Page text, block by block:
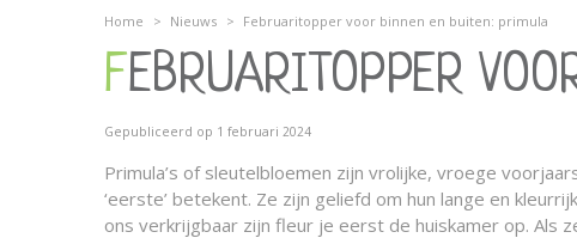
Home > Nieuws > Februaritopper voor binnen en buiten: primula
FEBRUARITOPPER
Gepubliceerd op 1 februari 2024
Primula’s of sleutelbloemen zijn vrolijke, vroege
‘eerste’ betekent. Ze zijn geliefd om hun lange en
ons verkrijgbaar zijn fleur je eerst de huiskamer op. Als